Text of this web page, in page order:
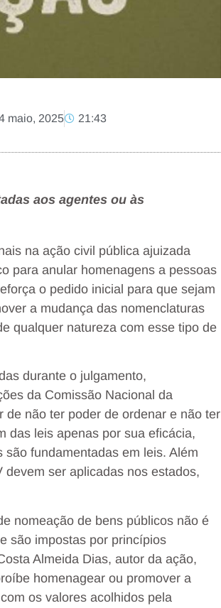
maio, 2025 21:43
aos agentes ou às
na ação civil pública ajuizada
para anular homenagens a pessoas
o pedido inicial para que sejam
a mudança das nomenclaturas
qualquer natureza com esse tipo de
durante o julgamento,
da Comissão Nacional da
não ter poder de ordenar e não ter
das leis apenas por sua eficácia,
fundamentadas em leis. Além
ser aplicadas nos estados,
nomeação de bens públicos não é
são impostas por princípios
Almeida Dias, autor da ação,
homenagear ou promover a
os valores acolhidos pela